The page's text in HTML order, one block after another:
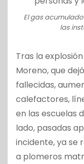
El gas
las
Tras la
Moreno, que
fallecidas,
calefactores,
en las escuelas
lado, pasadas
incidente, ya se
a plomeros